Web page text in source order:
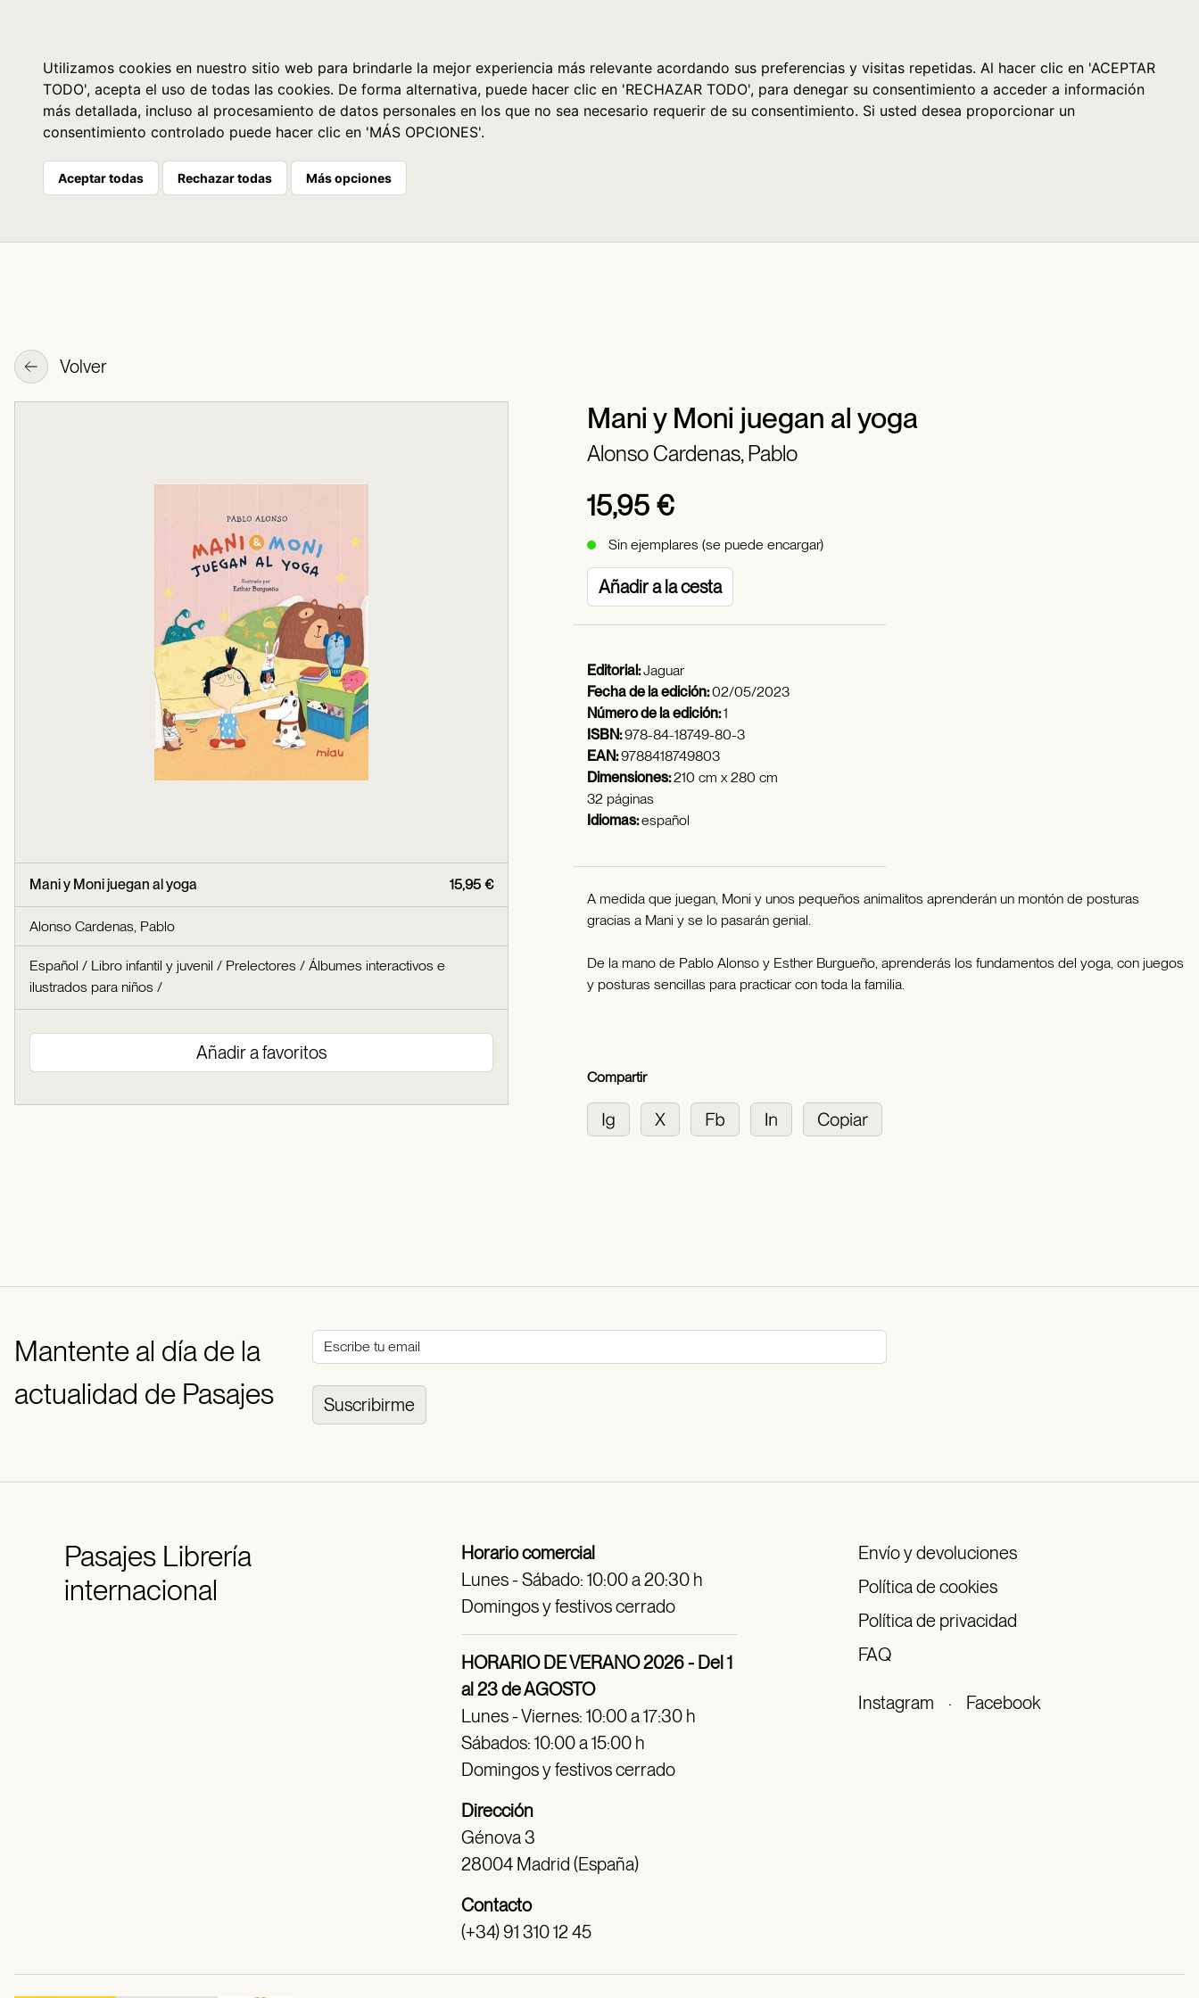
Utilizamos cookies en nuestro sitio web para brindarle la mejor experiencia más relevante acordando sus preferencias y visitas repetidas. Al hacer clic en 'ACEPTAR
TODO', acepta el uso de todas las cookies. De forma alternativa, puede hacer clic en 'RECHAZAR TODO', para denegar su consentimiento a acceder a información
más detallada, incluso al procesamiento de datos personales en los que no sea necesario requerir de su consentimiento. Si usted desea proporcionar un
consentimiento controlado puede hacer clic en 'MÁS OPCIONES'.
Aceptar todas Rechazar todas Más opciones
Volver
Mani y Moni juegan al yoga
Alonso Cardenas, Pablo
15,95 €
Sin ejemplares (se puede encargar)
Añadir a la cesta
15,95 €
Mani y Moni juegan al yoga
Alonso Cardenas, Pablo
Español / Libro infantil y juvenil / Prelectores / Álbumes interactivos e
ilustrados para niños /
Añadir a favoritos
Editorial:Jaguar
Fecha de la edición:02/05/2023
Número de la edición:1
ISBN:978-84-18749-80-3
EAN:9788418749803
Dimensiones:210 cm x 280 cm
32 páginas
Idiomas:español
A medida que juegan, Moni y unos pequeños animalitos aprenderán un montón de posturas
gracias a Mani y se lo pasarán genial.
De la mano de Pablo Alonso y Esther Burgueño, aprenderás los fundamentos del yoga, con juegos
y posturas sencillas para practicar con toda la familia.
Compartir
Mantente al día de la
actualidad de Pasajes
Suscribirme
PasajesLibrería
internacional
Horario comercial
Lunes - Sábado: 10:00 a 20:30 h
Domingos y festivos cerrado
HORARIO DE VERANO 2026 - Del 1
al 23 de AGOSTO
Lunes - Viernes: 10:00 a 17:30 h
Sábados: 10:00 a 15:00 h
Domingos y festivos cerrado
Dirección
Génova 3
28004 Madrid (España)
Contacto
(+34) 91 310 12 45
Envío y devoluciones
Política de cookies
Política de privacidad
FAQ
Instagram · Facebook